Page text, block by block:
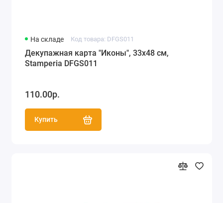
На складе Код товара: DFGS011
Декупажная карта "Иконы", 33х48 см,
Stamperia DFGS011
110.00р.
Купить